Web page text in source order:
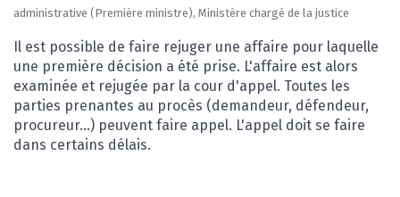
administrative (Première ministre), Ministère chargé de la justice
Il est possible de faire rejuger une affaire pour laquelle
une première décision a été prise. L'affaire est alors
examinée et rejugée par la cour d'appel. Toutes les
parties prenantes au procès (demandeur, défendeur,
procureur...) peuvent faire appel. L'appel doit se faire
dans certains délais.